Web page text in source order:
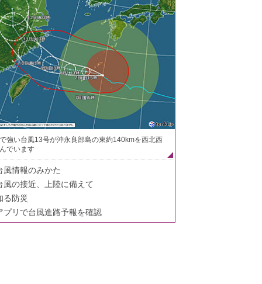
強い台風13号が沖永良部島の東約140kmを西北西
でいます
風情報のみかた
風の接近、上陸に備えて
る防災
プリで台風進路予報を確認